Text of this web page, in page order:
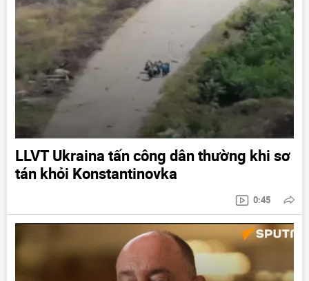
LLVT Ukraina tấn công dân thường khi sơ
tán khỏi Konstantinovka
0:45